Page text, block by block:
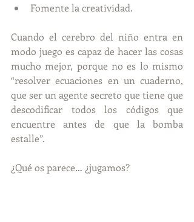
Fomente la creatividad.
Cuando el cerebro del niño entra en
modo juego es capaz de hacer las cosas
mucho mejor, porque no es lo mismo
“resolver ecuaciones en un cuaderno,
que ser un agente secreto que tiene que
descodificar todos los códigos que
encuentre antes de que la bomba
estalle”.
¿Qué os parece… ¿jugamos?